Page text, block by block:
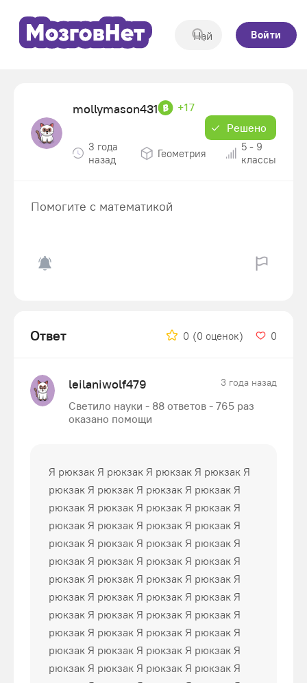
Войти
mollymason431
+17
Решено
3 года
назад
Геометрия
5 - 9
классы
Помогите с математикой
Ответ 0 (0 оценок) 0
leilaniwolf479 3 года назад
Светило науки - 88 ответов - 765 раз
оказано помощи
Я рюкзак Я рюкзак Я рюкзак Я рюкзак Я
рюкзак Я рюкзак Я рюкзак Я рюкзак Я
рюкзак Я рюкзак Я рюкзак Я рюкзак Я
рюкзак Я рюкзак Я рюкзак Я рюкзак Я
рюкзак Я рюкзак Я рюкзак Я рюкзак Я
рюкзак Я рюкзак Я рюкзак Я рюкзак Я
рюкзак Я рюкзак Я рюкзак Я рюкзак Я
рюкзак Я рюкзак Я рюкзак Я рюкзак Я
рюкзак Я рюкзак Я рюкзак Я рюкзак Я
рюкзак Я рюкзак Я рюкзак Я рюкзак Я
рюкзак Я рюкзак Я рюкзак Я рюкзак Я
рюкзак Я рюкзак Я рюкзак Я рюкзак Я